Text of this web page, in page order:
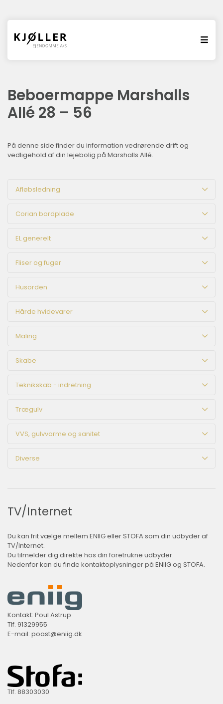
Beboermappe Marshalls
Allé 28 – 56
På denne side finder du information vedrørende drift og
vedligehold af din lejebolig på Marshalls Allé.
Afløbsledning
Corian bordplade
EL generelt
Fliser og fuger
Husorden
Hårde hvidevarer
Maling
Skabe
Teknikskab - indretning
Trægulv
VVS, gulvvarme og sanitet
Diverse
TV/Internet
Du kan frit vælge mellem ENIIG eller STOFA som din udbyder af
TV/Internet.
Du tilmelder dig direkte hos din foretrukne udbyder.
Nedenfor kan du finde kontaktoplysninger på ENIIG og STOFA.
Kontakt: Poul Astrup
Tlf. 91329955
E-mail: poast@eniig.dk
Tlf. 88303030